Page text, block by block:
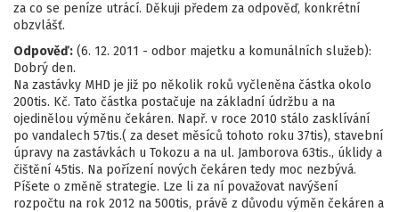
za co se peníze utrácí. Děkuji předem za odpověď, konkrétní
obzvlášť.
Odpověď: (6. 12. 2011 - odbor majetku a komunálních služeb):
Dobrý den.
Na zastávky MHD je již po několik roků vyčleněna částka okolo
200tis. Kč. Tato částka postačuje na základní údržbu a na
ojedinělou výměnu čekáren. Např. v roce 2010 stálo zasklívání
po vandalech 57tis.( za deset měsíců tohoto roku 37tis), stavební
úpravy na zastávkách u Tokozu a na ul. Jamborova 63tis., úklidy a
čištění 45tis. Na pořízení nových čekáren tedy moc nezbývá.
Píšete o změně strategie. Lze li za ní považovat navýšení
rozpočtu na rok 2012 na 500tis, právě z důvodu výměn čekáren a